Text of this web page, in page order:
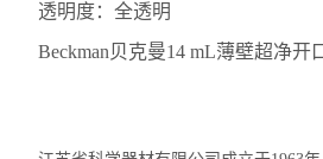
透明度：全透明
Beckman贝克曼14 mL薄壁超净开